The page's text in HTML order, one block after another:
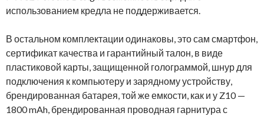
использованием кредла не поддерживается.
В остальном комплектации одинаковы, это сам смартфон,
сертификат качества и гарантийный талон, в виде
пластиковой карты, защищенной голограммой, шнур для
подключения к компьютеру и зарядному устройству,
брендированная батарея, той же емкости, как и у Z10 —
1800 mAh, брендированная проводная гарнитура с